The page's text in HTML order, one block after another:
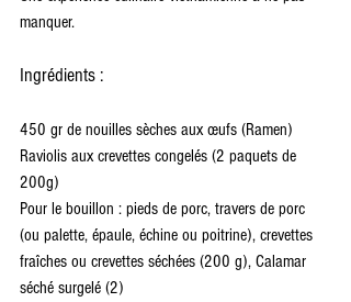
manquer.
Ingrédients :
450 gr de nouilles sèches aux œufs (Ramen)
Raviolis aux crevettes congelés (2 paquets de
200g)
Pour le bouillon : pieds de porc, travers de porc
(ou palette, épaule, échine ou poitrine), crevettes
fraîches ou crevettes séchées (200 g), Calamar
séché surgelé (2)